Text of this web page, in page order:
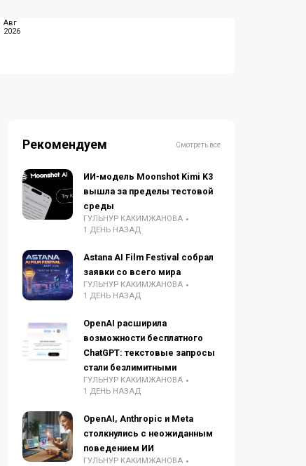
Авг
2026
Рекомендуем Смотреть все
ИИ-модель Moonshot Kimi K3
вышла за пределы тестовой
среды
ГУЛЬНУР КАКИМЖАНОВА
1 ДЕНЬ НАЗАД
Astana AI Film Festival собрал
заявки со всего мира
ГУЛЬНУР КАКИМЖАНОВА
1 ДЕНЬ НАЗАД
OpenAI расширила
возможности бесплатного
ChatGPT: текстовые запросы
стали безлимитными
ГУЛЬНУР КАКИМЖАНОВА
1 ДЕНЬ НАЗАД
OpenAI, Anthropic и Meta
столкнулись с неожиданным
поведением ИИ
ГУЛЬНУР КАКИМЖАНОВА